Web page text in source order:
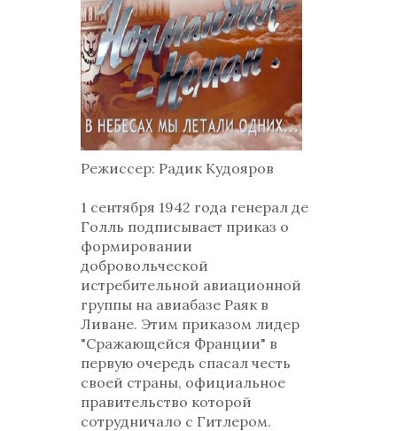
Режиссер: Радик Кудояров
1 сентября 1942 года генерал де
Голль подписывает приказ о
формировании
добровольческой
истребительной авиационной
группы на авиабазе Раяк в
Ливане. Этим приказом лидер
"Сражающейся Франции" в
первую очередь спасал честь
своей страны, официальное
правительство которой
сотрудничало с Гитлером.